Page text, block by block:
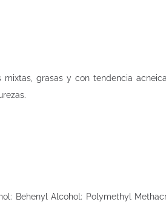
grasas y con tendencia
Behenyl Alcohol: Polymethyl